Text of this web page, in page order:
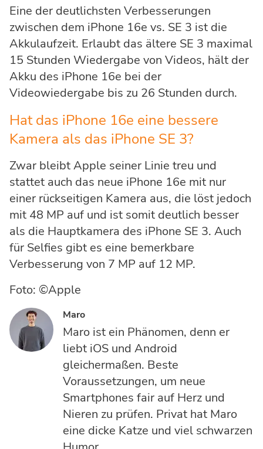
Eine der deutlichsten Verbesserungen
zwischen dem iPhone 16e vs. SE 3 ist die
Akkulaufzeit. Erlaubt das ältere SE 3 maximal
15 Stunden Wiedergabe von Videos, hält der
Akku des iPhone 16e bei der
Videowiedergabe bis zu 26 Stunden durch.
Hat das iPhone 16e eine bessere
Kamera als das iPhone SE 3?
Zwar bleibt Apple seiner Linie treu und
stattet auch das neue iPhone 16e mit nur
einer rückseitigen Kamera aus, die löst jedoch
mit 48 MP auf und ist somit deutlich besser
als die Hauptkamera des iPhone SE 3. Auch
für Selfies gibt es eine bemerkbare
Verbesserung von 7 MP auf 12 MP.
Foto: ©Apple
Maro
Maro ist ein Phänomen, denn er
liebt iOS und Android
gleichermaßen. Beste
Voraussetzungen, um neue
Smartphones fair auf Herz und
Nieren zu prüfen. Privat hat Maro
eine dicke Katze und viel schwarzen